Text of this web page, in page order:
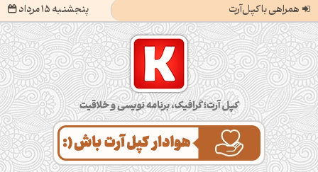
همراهی با کپل‌آرت پنجشنبه 15 مرداد کپل‌آرت؛ گرافیک، برنامه‌نویسی و خلاقیت